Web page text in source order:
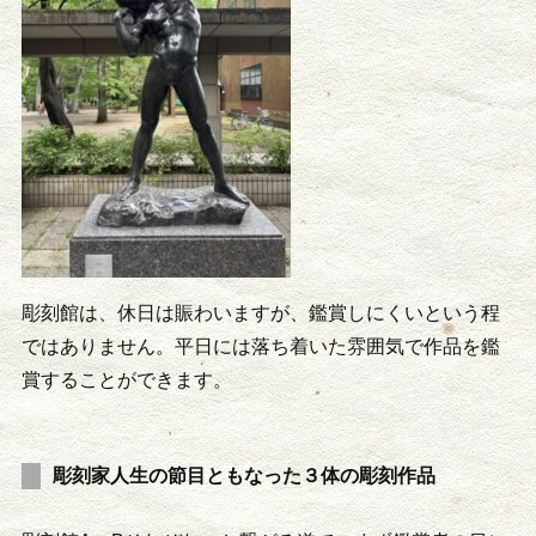
彫刻館は、休日は賑わいますが、鑑賞しにくいという程
ではありません。平日には落ち着いた雰囲気で作品を鑑
賞することができます。
彫刻家人生の節目ともなった３体の彫刻作品